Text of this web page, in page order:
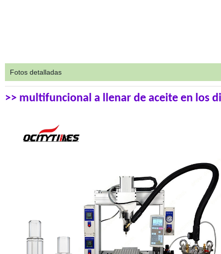
Fotos detalladas
>> multifuncional a llenar de aceite en los